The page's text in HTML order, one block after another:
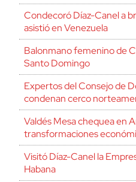
Condecoró Díaz-Canel a
asistió en Venezuela
Balonmano femenino de
Santo Domingo
Expertos del Consejo de
condenan cerco
Valdés Mesa chequea en
transformaciones
Visitó Díaz-Canel la
Habana